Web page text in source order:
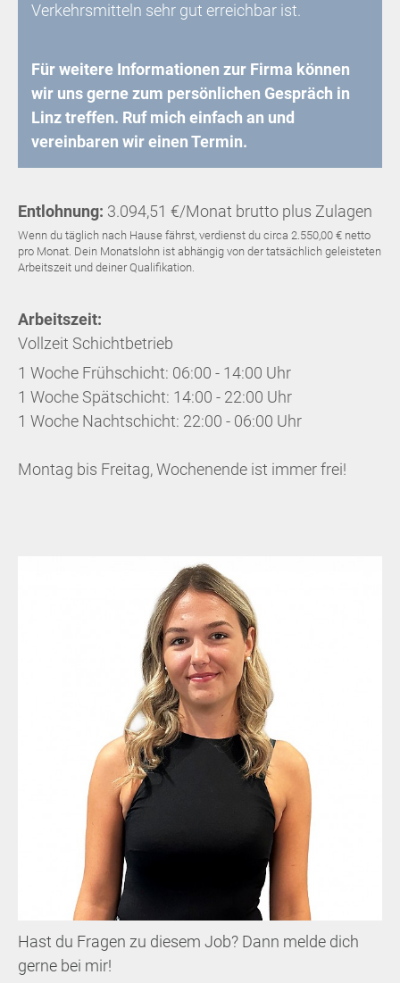
Verkehrsmitteln sehr gut erreichbar ist.
Für weitere Informationen zur Firma können
wir uns gerne zum persönlichen Gespräch in
Linz treffen. Ruf mich einfach an und
vereinbaren wir einen Termin.
Entlohnung: 3.094,51 €/Monat brutto plus Zulagen
Wenn du täglich nach Hause fährst, verdienst du circa 2.550,00 € netto
pro Monat. Dein Monatslohn ist abhängig von der tatsächlich geleisteten
Arbeitszeit und deiner Qualifikation.
Arbeitszeit:
Vollzeit Schichtbetrieb
1 Woche Frühschicht: 06:00 - 14:00 Uhr
1 Woche Spätschicht: 14:00 - 22:00 Uhr
1 Woche Nachtschicht: 22:00 - 06:00 Uhr
Montag bis Freitag, Wochenende ist immer frei!
Hast du Fragen zu diesem Job? Dann melde dich
gerne bei mir!